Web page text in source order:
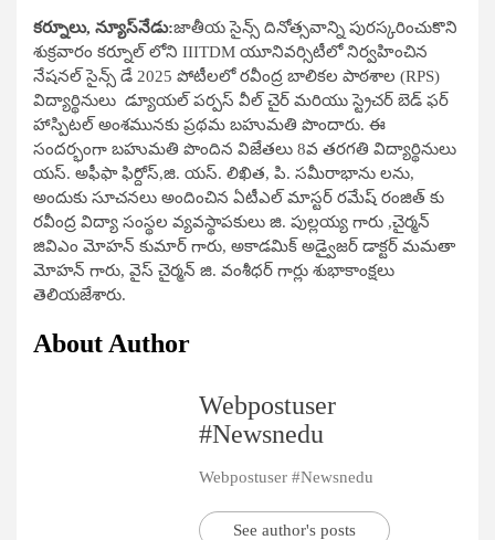
కర్నూలు, న్యూస్​నేడు:జాతీయ సైన్స్ దినోత్సవాన్ని పురస్కరించుకొని
శుక్రవారం కర్నూల్ లోని IIITDM యూనివర్సిటీలో నిర్వహించిన
నేషనల్ సైన్స్ డే 2025 పోటీలలో రవీంద్ర బాలికల పాఠశాల (RPS)
విద్యార్థినులు డ్యూయల్ పర్పస్ వీల్ చైర్ మరియు స్ట్రెచర్ బెడ్ ఫర్
హాస్పిటల్ అంశమునకు ప్రథమ బహుమతి పొందారు. ఈ
సందర్భంగా బహుమతి పొందిన విజేతలు 8వ తరగతి విద్యార్థినులు
యస్. అఫీఫా ఫిర్దోస్,జి. యస్. లిఖిత, పి. సమీరాభాను లను,
అందుకు సూచనలు అందించిన ఏటీఎల్ మాస్టర్ రమేష్ రంజిత్ కు
రవీంద్ర విద్యా సంస్థల వ్యవస్థాపకులు జి. పుల్లయ్య గారు ,చైర్మన్
జివిఎం మోహన్ కుమార్ గారు, అకాడమిక్ అడ్వైజర్ డాక్టర్ మమతా
మోహన్ గారు, వైస్ చైర్మన్ జి. వంశీధర్ గార్లు శుభాకాంక్షలు
తెలియజేశారు.
About Author
Webpostuser
#Newsnedu
Webpostuser #Newsnedu
See author's posts